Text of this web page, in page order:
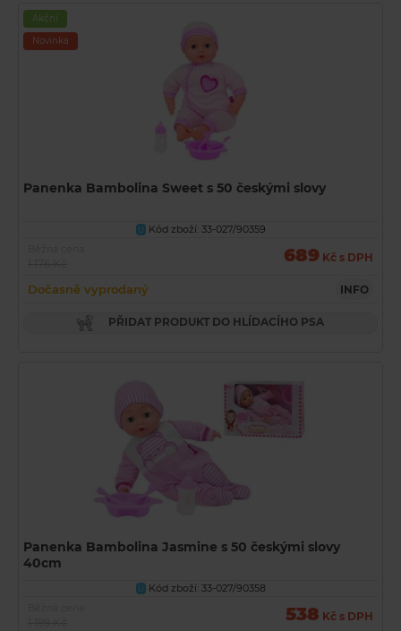
Akční
Novinka
Panenka Bambolina Sweet s 50 českými slovy
U Kód zboží: 33-027/90359
689 Kč s DPH
Dočasně vyprodaný INFO
PŘIDAT PRODUKT DO HLÍDACÍHO PSA
Panenka Bambolina Jasmine s 50 českými slovy
40cm
U Kód zboží: 33-027/90358
538 Kč s DPH